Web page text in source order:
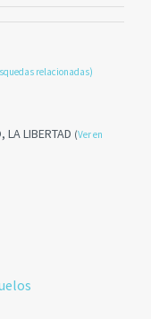
relacionadas)
LIBERTAD (Ver en